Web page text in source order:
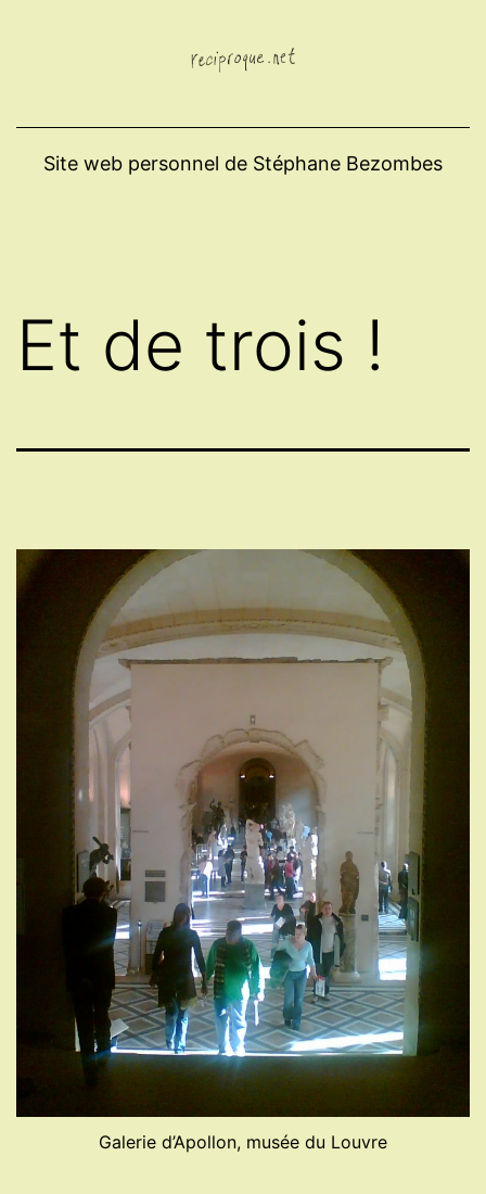
Site web personnel de Stéphane Bezombes
Et de trois !
Galerie d’Apollon, musée du Louvre